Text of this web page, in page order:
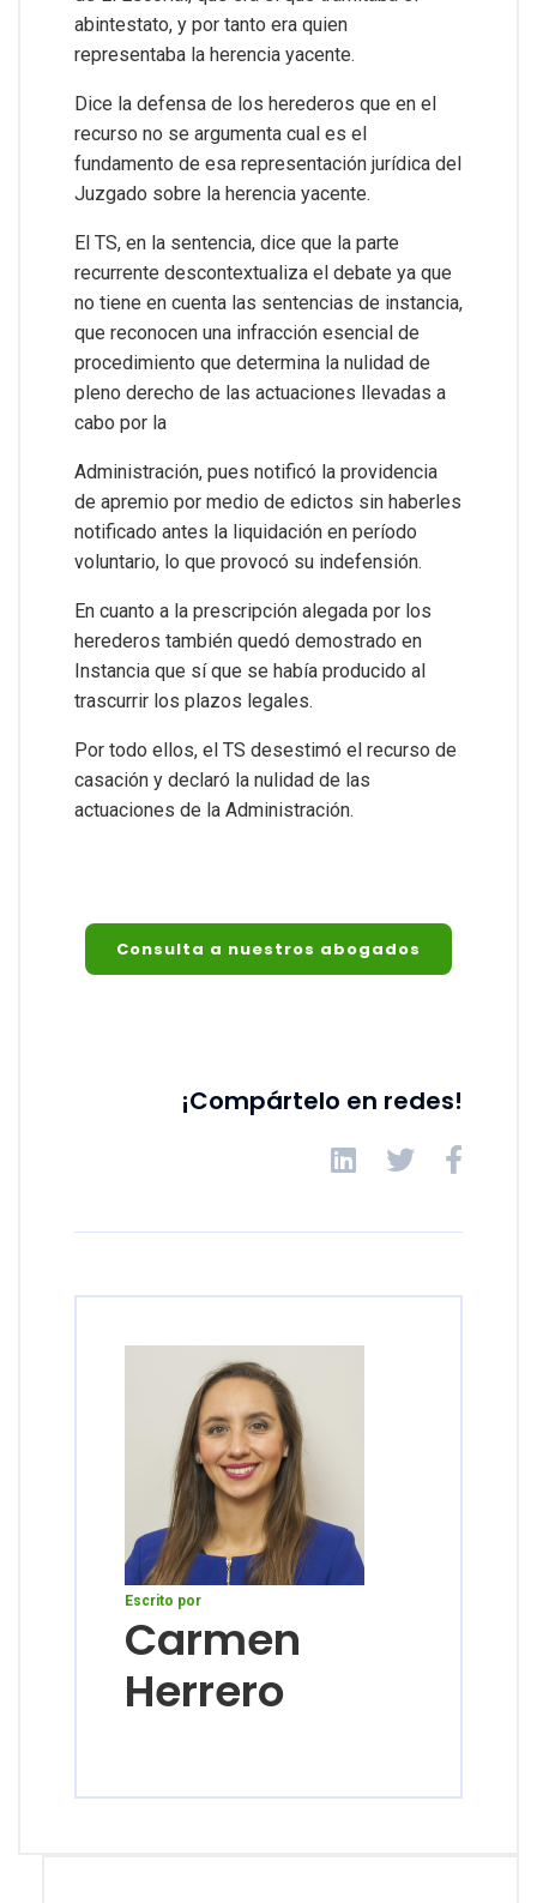
abintestato, y por tanto era quien
representaba la herencia yacente.
Dice la defensa de los herederos que en el
recurso no se argumenta cual es el
fundamento de esa representación jurídica del
Juzgado sobre la herencia yacente.
El TS, en la sentencia, dice que la parte
recurrente descontextualiza el debate ya que
no tiene en cuenta las sentencias de instancia,
que reconocen una infracción esencial de
procedimiento que determina la nulidad de
pleno derecho de las actuaciones llevadas a
cabo por la
Administración, pues notificó la providencia
de apremio por medio de edictos sin haberles
notificado antes la liquidación en período
voluntario, lo que provocó su indefensión.
En cuanto a la prescripción alegada por los
herederos también quedó demostrado en
Instancia que sí que se había producido al
trascurrir los plazos legales.
Por todo ellos, el TS desestimó el recurso de
casación y declaró la nulidad de las
actuaciones de la Administración.
Consulta a nuestros abogados
¡Compártelo en redes!
Escrito por
Carmen
Herrero